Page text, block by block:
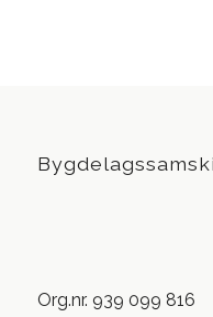
Org.nr. 939 099 816